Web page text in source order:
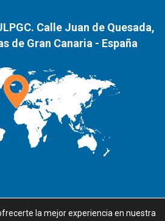
Calle Juan de Quesada,
de Gran Canaria - España
la mejor experiencia en nuestra